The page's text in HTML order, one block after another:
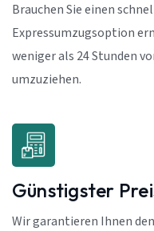
Brauchen Sie einen
Expressumzugsoption
weniger als 24 Stunden
umzuziehen.
Günstigster
Wir garantieren Ihnen